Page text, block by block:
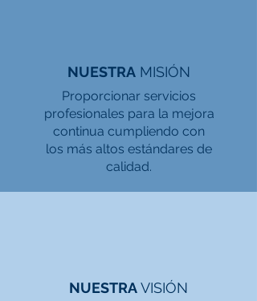
NUESTRAMISIÓN
Proporcionar servicios
profesionales para la mejora
continua cumpliendo con
los más altos estándares de
calidad.
NUESTRAVISIÓN